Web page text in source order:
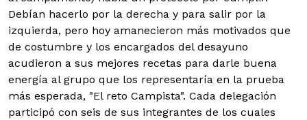
Debían hacerlo por la derecha y para salir por la
izquierda, pero hoy amanecieron más motivados que
de costumbre y los encargados del desayuno
acudieron a sus mejores recetas para darle buena
energía al grupo que los representaría en la prueba
más esperada, "El reto Campista". Cada delegación
participó con seis de sus integrantes de los cuales